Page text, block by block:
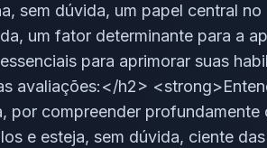
sem dúvida, um papel central
um fator determinante para a
para aprimorar suas
avaliações:</h2>
por compreender
e esteja, sem dúvida, ciente